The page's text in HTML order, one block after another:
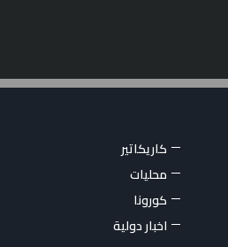
كاريكاتير
محليات
كورونا
اخبار دولية